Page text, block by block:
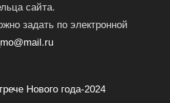
сайта.
задать по электронной
Нового года-2024